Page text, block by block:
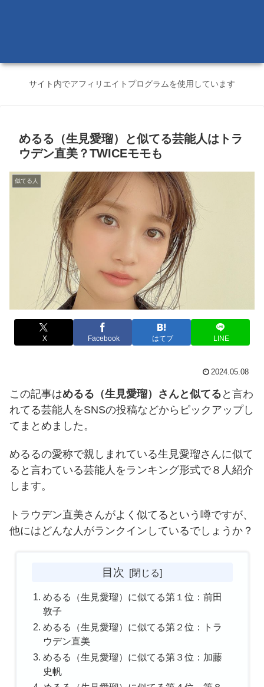
サイト内でアフィリエイトプログラムを使用しています
めるる（生見愛瑠）と似てる芸能人はトラ
ウデン直美？TWICEモモも
似てる人
X Facebook はてブ LINE
2024.05.08
この記事はめるる（生見愛瑠）さんと似てる と言わ
れてる芸能人をSNSの投稿などからピックアップし
てまとめました。
めるるの愛称で親しまれている生見愛瑠さんに似て
ると言わている芸能人をランキング形式で８人紹介
します。
トラウデン直美さんがよく似てるという噂ですが、
他にはどんな人がランクインしているでしょうか？
目次
めるる（生見愛瑠）に似てる第１位：前田
敦子
めるる（生見愛瑠）に似てる第２位：トラ
ウデン直美
めるる（生見愛瑠）に似てる第３位：加藤
史帆